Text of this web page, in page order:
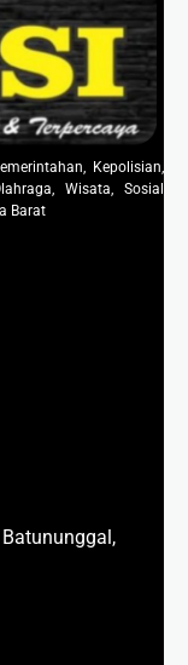
Kepolisian,
Wisata, Sosial
Barat